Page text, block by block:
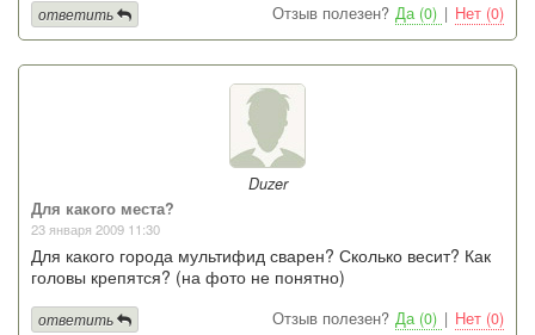
Отзыв полезен? Да (0) | Нет (0)
ответить
Duzer
Для какого места?
23 января 2009 11:30
Для какого города мультифид сварен? Сколько весит? Как
головы крепятся? (на фото не понятно)
Отзыв полезен? Да (0) | Нет (0)
ответить